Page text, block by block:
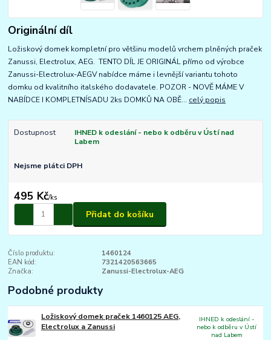
Originální díl
Ložiskový domek kompletní pro většinu modelů vrchem plněných praček
Zanussi, Electrolux, AEG. TENTO DÍL JE ORIGINÁL přímo od výrobce
Zanussi-Electrolux-AEGV nabídce máme i levnější variantu tohoto
domku od kvalitního italského dodavatele. POZOR - NOVĚ MÁME V
NABÍDCE I KOMPLETNÍSADU 2ks DOMKŮ NA OBĚ... celý popis
Dostupnost
IHNED k odeslání - nebo k odběru v Ústí nad
Labem
Nejsme plátci DPH
495 Kč/ks
Přidat do košíku
Číslo produktu:
1460124
EAN kód:
7321420563665
Značka:
Zanussi-Electrolux-AEG
Podobné produkty
Ložiskový domek praček 1460125 AEG,
Electrolux a Zanussi
IHNED k odeslání -
nebo k odběru v Ústí
nad Labem